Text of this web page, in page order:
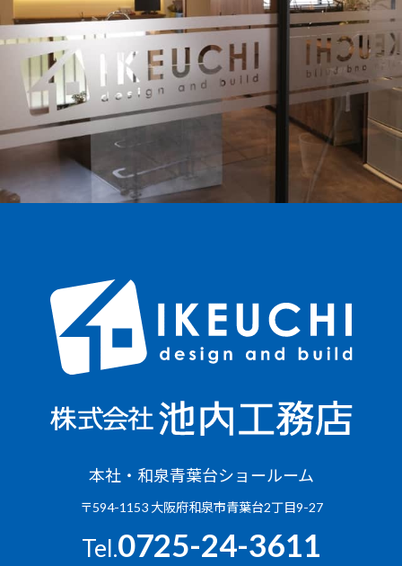
本社・和泉青葉台ショールーム
〒594-1153 大阪府和泉市青葉台2丁目9-27
Tel.0725-24-3611